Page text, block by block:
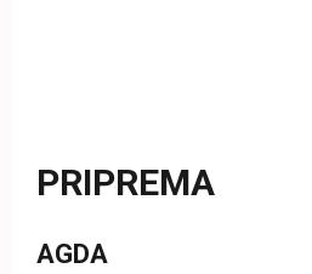
PRIPREMA
AGDA